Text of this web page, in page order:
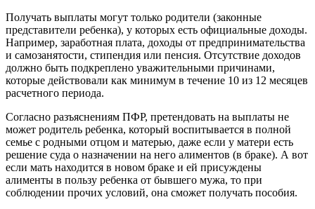
Получать выплаты могут только родители (законные
представители ребенка), у которых есть официальные доходы.
Например, заработная плата, доходы от предпринимательства
и самозанятости, стипендия или пенсия. Отсутствие доходов
должно быть подкреплено уважительными причинами,
которые действовали как минимум в течение 10 из 12 месяцев
расчетного периода.
Согласно разъяснениям ПФР, претендовать на выплаты не
может родитель ребенка, который воспитывается в полной
семье с родными отцом и матерью, даже если у матери есть
решение суда о назначении на него алиментов (в браке). А вот
если мать находится в новом браке и ей присуждены
алименты в пользу ребенка от бывшего мужа, то при
соблюдении прочих условий, она сможет получать пособия.